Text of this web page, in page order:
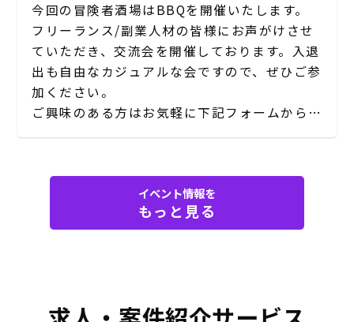
今回の冒険者酒場はBBQを開催いたします。
フリーランス/副業人材の皆様にお声がけさせ
ていただき、交流会を開催しております。入退
出も自由なカジュアルな会ですので、ぜひご参
加ください。
ご興味のある方はお気軽に下記フォームからご
応募ください。
イベント情報を
もっと見る